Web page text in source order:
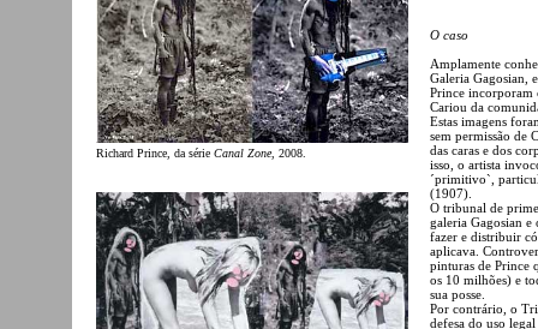
Richard Prince, da série Canal Zone, 2008.
O caso
Amplamente
Galeria Gagosian,
Prince incorporam
Cariou da
Estas imagens
sem permissão de
das caras e dos
isso, o artista
´primitivo`,
(1907).
O tribunal de
galeria Gagosian
fazer e distribuir
aplicava.
pinturas de Prince
os 10 milhões) e
sua posse.
Por contrário, o
defesa do uso